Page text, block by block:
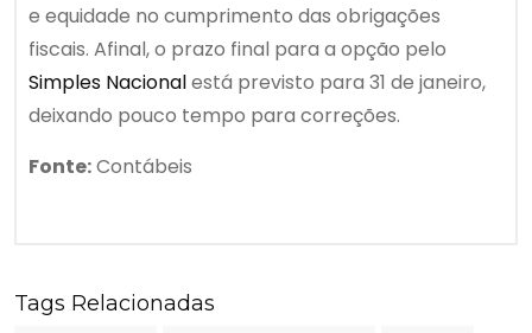
e equidade no cumprimento das obrigações
fiscais. Afinal, o prazo final para a opção pelo
Simples Nacionalestá previsto para 31 de janeiro,
deixando pouco tempo para correções.
Fonte:Contábeis
Tags Relacionadas